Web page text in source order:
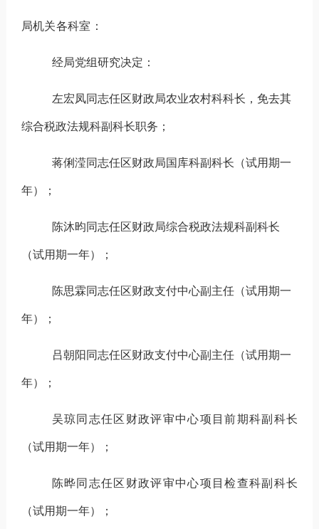
局机关各科室：
经局党组研究决定：
左宏凤同志任区财政局农业农村科科长， 免去其
综合税政法规科副科长职务 ；
蒋俐滢同志任区财政局国库科副科长 （试用期一
年）；
陈沐昀同志任区财政局综合税政法规科副科长
（试用期一年） ；
陈思霖同志任区财政支付中心副主任（试用期一
年） ；
吕朝阳 同志任区财政支付中心副主任（试用期一
年） ；
吴琼同志任区财政评审中心项目前期科副科长
（试用期一年） ；
陈晔同志任区财政评审中心项目检查科副科长
（试用期一年）；